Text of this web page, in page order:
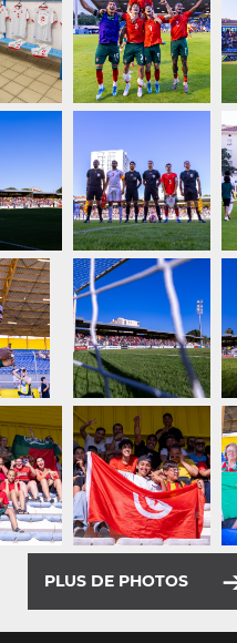
PLUS DE PHOTOS